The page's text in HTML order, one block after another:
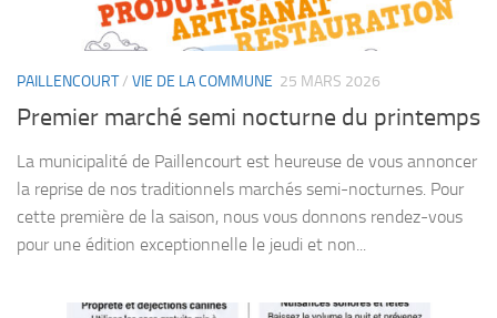
PAILLENCOURT/ VIE DE LA COMMUNE 25 MARS 2026
Premier marché semi nocturne du printemps
La municipalité de Paillencourt est heureuse de vous annoncer
la reprise de nos traditionnels marchés semi-nocturnes. Pour
cette première de la saison, nous vous donnons rendez-vous
pour une édition exceptionnelle le jeudi et non...